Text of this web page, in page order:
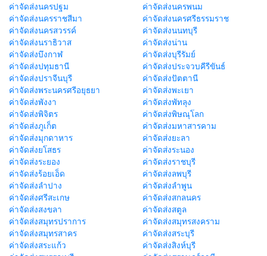
ค่าจัดส่งนครปฐม
ค่าจัดส่งนครพนม
ค่าจัดส่งนครราชสีมา
ค่าจัดส่งนครศรีธรรมราช
ค่าจัดส่งนครสวรรค์
ค่าจัดส่งนนทบุรี
ค่าจัดส่งนราธิวาส
ค่าจัดส่งน่าน
ค่าจัดส่งบึงกาฬ
ค่าจัดส่งบุรีรัมย์
ค่าจัดส่งปทุมธานี
ค่าจัดส่งประจวบคีรีขันธ์
ค่าจัดส่งปราจีนบุรี
ค่าจัดส่งปัตตานี
ค่าจัดส่งพระนครศรีอยุธยา
ค่าจัดส่งพะเยา
ค่าจัดส่งพังงา
ค่าจัดส่งพัทลุง
ค่าจัดส่งพิจิตร
ค่าจัดส่งพิษณุโลก
ค่าจัดส่งภูเก็ต
ค่าจัดส่งมหาสารคาม
ค่าจัดส่งมุกดาหาร
ค่าจัดส่งยะลา
ค่าจัดส่งยโสธร
ค่าจัดส่งระนอง
ค่าจัดส่งระยอง
ค่าจัดส่งราชบุรี
ค่าจัดส่งร้อยเอ็ด
ค่าจัดส่งลพบุรี
ค่าจัดส่งลำปาง
ค่าจัดส่งลำพูน
ค่าจัดส่งศรีสะเกษ
ค่าจัดส่งสกลนคร
ค่าจัดส่งสงขลา
ค่าจัดส่งสตูล
ค่าจัดส่งสมุทรปราการ
ค่าจัดส่งสมุทรสงคราม
ค่าจัดส่งสมุทรสาคร
ค่าจัดส่งสระบุรี
ค่าจัดส่งสระแก้ว
ค่าจัดส่งสิงห์บุรี